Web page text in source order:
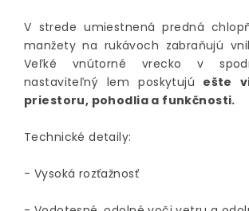
V strede umiestnená predná
manžety na rukávoch zabraňujú
Veľké vnútorné vrecko v
nastaviteľný lem poskytujú ešte
priestoru, pohodlia a funkčnosti.
Technické detaily:
- Vysoká rozťažnosť